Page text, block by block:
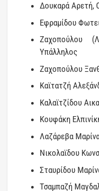
Δουκαρά Αρετή,
Εφραμίδου
Ζαχοπούλου
Υπάλληλος
Ζαχοπούλου
Καϊτατζή
Καλαϊτζίδου
Κουφάκη
Λαζάρεβα
Νικολαϊδου
Σταυρίδου
Τσαμπαζή